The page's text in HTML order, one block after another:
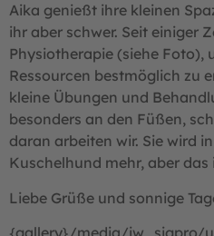
Aika genießt ihre kleinen
ihr aber schwer. Seit einiger
Physiotherapie (siehe Foto),
Ressourcen bestmöglich zu
kleine Übungen und
besonders an den Füßen,
daran arbeiten wir. Sie wird
Kuschelhund mehr, aber das
Liebe Grüße und sonnige
{gallery}/media/jw_sigpro/